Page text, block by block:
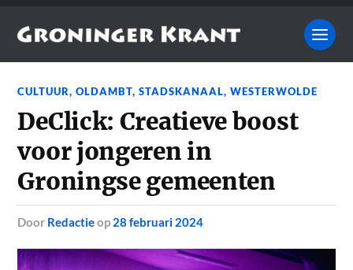
CULTUUR,OLDAMBT,STADSKANAAL,WESTERWOLDE
DeClick: Creatieve boost
voor jongeren in
Groningse gemeenten
door Redactieop 28 februari 2024